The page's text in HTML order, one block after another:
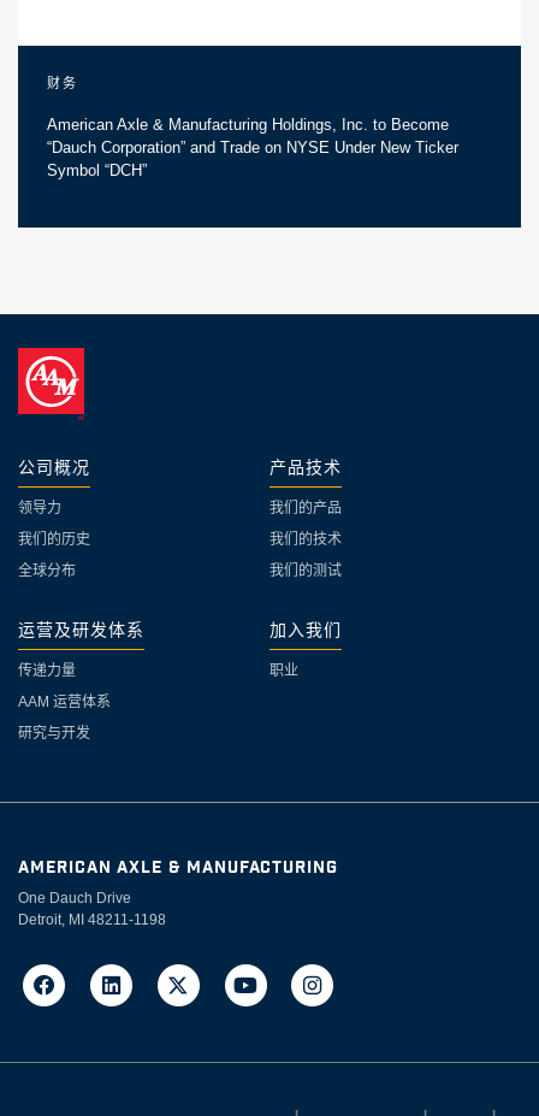
财务
American Axle & Manufacturing Holdings, Inc. to Become
“Dauch Corporation” and Trade on NYSE Under New Ticker
Symbol “DCH”
公司概况
领导力
我们的历史
全球分布
产品技术
我们的产品
我们的技术
我们的测试
运营及研发体系
传递力量
AAM 运营体系
研究与开发
加入我们
职业
AMERICAN AXLE & MANUFACTURING
One Dauch Drive
Detroit, MI 48211-1198